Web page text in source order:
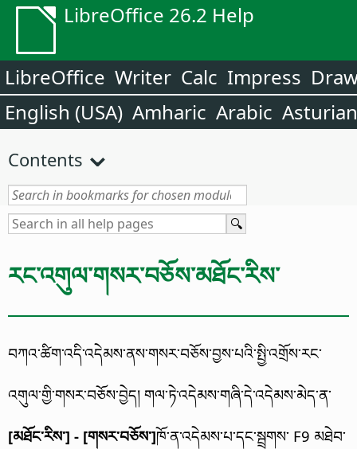
LibreOffice 26.2 Help
LibreOffice Writer Calc Impress
English (USA) Amharic Arabic Asturian
Contents
རང་འགུལ་གསར་བཅོས་མཐོང་རིས་
བཀའ་ཚིག་འདི་འདེམས་ནས་གསར་བཅོས་བྱས་པའི་སྤྱི་འགྲོས་རང་
འགུལ་གྱི་གསར་བཅོས་བྱེད། གལ་ཏེ་འདེམས་གཞི་དེ་འདེམས་མེད་ན་
[མཐོང་རིས་] - [གསར་བཅོས་]ཁོ་ན་འདེམས་པ་དང་སྦྲགས་ F9 མཐེབ་